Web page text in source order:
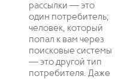
рассылки — это
один потребитель;
человек, который
попал к вам через
поисковые системы
— это другой тип
потребителя. Даже